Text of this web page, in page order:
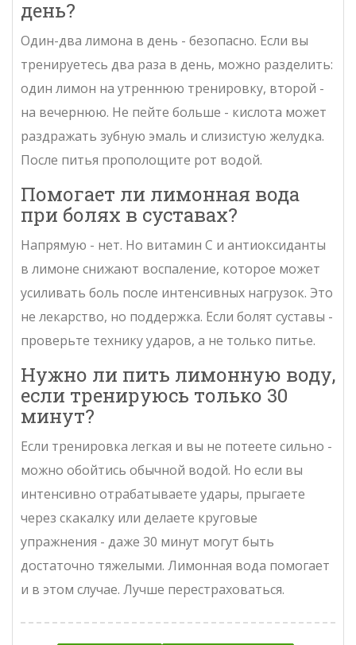
день?
Один-два лимона в день - безопасно. Если вы
тренируетесь два раза в день, можно разделить:
один лимон на утреннюю тренировку, второй -
на вечернюю. Не пейте больше - кислота может
раздражать зубную эмаль и слизистую желудка.
После питья прополощите рот водой.
Помогает ли лимонная вода
при болях в суставах?
Напрямую - нет. Но витамин С и антиоксиданты
в лимоне снижают воспаление, которое может
усиливать боль после интенсивных нагрузок. Это
не лекарство, но поддержка. Если болят суставы -
проверьте технику ударов, а не только питье.
Нужно ли пить лимонную воду,
если тренируюсь только 30
минут?
Если тренировка легкая и вы не потеете сильно -
можно обойтись обычной водой. Но если вы
интенсивно отрабатываете удары, прыгаете
через скакалку или делаете круговые
упражнения - даже 30 минут могут быть
достаточно тяжелыми. Лимонная вода помогает
и в этом случае. Лучше перестраховаться.